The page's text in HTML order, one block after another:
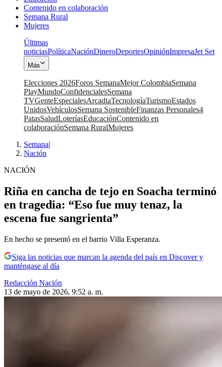
Contenido en colaboración
Semana Rural
Mujeres
Últimas
noticiasPolíticaNaciónDineroDeportesOpiniónImpresaJet Set
Más
Elecciones 2026Foros SemanaMejor ColombiaSemana
PlayMundoConfidencialesSemana
TVGenteEspecialesArcadiaTecnologíaTurismoEstados
UnidosVehículosSemana SostenibleFinanzas Personales4
PatasSaludLoteríasEducaciónContenido en
colaboraciónSemana RuralMujeres
Semana|
Nación
NACIÓN
Riña en cancha de tejo en Soacha terminó
en tragedia: “Eso fue muy tenaz, la
escena fue sangrienta”
En hecho se presentó en el barrio Villa Esperanza.
Siga las noticias que marcan la agenda del país en Discover y
manténgase al día
Redacción Nación
13 de mayo de 2026, 9:52 a. m.